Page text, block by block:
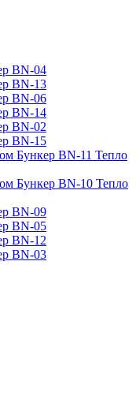
BN-04
BN-13
BN-06
BN-14
BN-02
BN-15
Бункер BN-11 Тепло
Бункер BN-10 Тепло
BN-09
BN-05
BN-12
BN-03